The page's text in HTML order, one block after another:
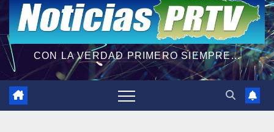
CON LA VERDAD PRIMERO SIEMPRE...